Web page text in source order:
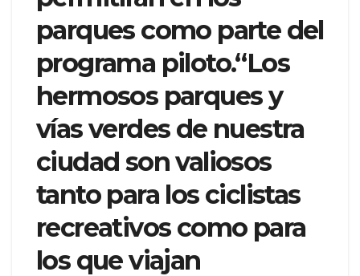
parques como parte del
programa piloto.“Los
hermosos parques y
vías verdes de nuestra
ciudad son valiosos
tanto para los ciclistas
recreativos como para
los que viajan